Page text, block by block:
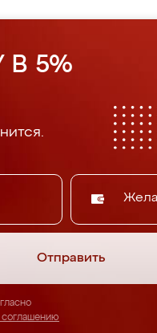
5%
Отправить
соглашению